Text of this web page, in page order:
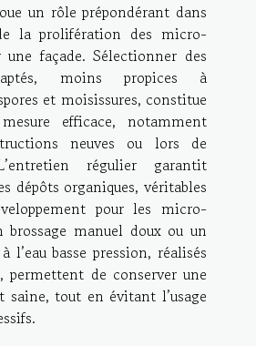
un rôle prépondérant dans
la prolifération des micro-
une façade. Sélectionner des
moins propices à
et moisissures, constitue
efficace, notamment
neuves ou lors de
régulier garantit
dépôts organiques, véritables
pour les micro-
brossage manuel doux ou un
l’eau basse pression, réalisés
permettent de conserver une
saine, tout en évitant l’usage